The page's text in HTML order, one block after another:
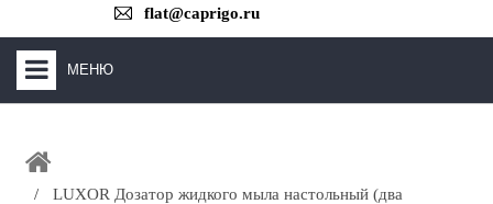
flat@caprigo.ru
МЕНЮ
ЗАКАЗАТЬ РАСЧЕТ КУХНИ CAPRIGO
LUXOR Дозатор жидкого мыла настольный (два